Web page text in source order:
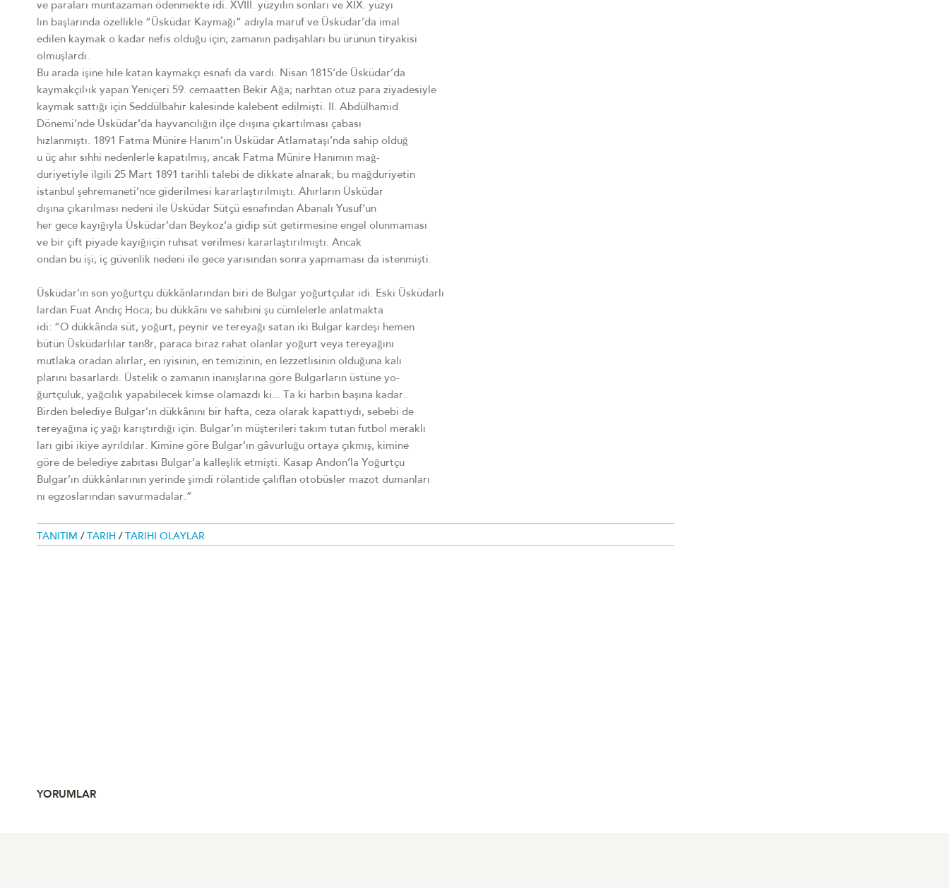
ve paraları muntazaman ödenmekte idi. XVIII. yüzyılın sonları ve XIX. yüzyı
lın başlarında özellikle “Üsküdar Kaymağı” adıyla maruf ve Üsküdar’da imal
edilen kaymak o kadar nefis olduğu için; zamanın padişahları bu ürünün tiryakisi
olmuşlardı.
Bu arada işine hile katan kaymakçı esnafı da vardı. Nisan 1815’de Üsküdar’da
kaymakçıl›ık yapan Yeniçeri 59. cemaatten Bekir Ağa; narhtan otuz para ziyadesiyle
kaymak sattığı için Seddülbahir kalesinde kalebent edilmişti. II. Abdülhamid
Dönemi’nde Üsküdar’da hayvancılığın ilçe d›ışına çıkartılması çabası
hızlanmıştı. 1891 Fatma Münire Hanım’ın Üsküdar Atlamataşı’nda sahip olduğ
u üç ahır sıhhi nedenlerle kapatılmış, ancak Fatma Münire Hanımın mağ-
duriyetiyle ilgili 25 Mart 1891 tarihli talebi de dikkate alnarak; bu mağduriyetin
istanbul şehremaneti’nce giderilmesi kararlaştırılmıştı. Ahırların Üsküdar
dışına çıkarılması nedeni ile Üsküdar Sütçü esnafından Abanalı Yusuf’un
her gece kayığıyla Üsküdar’dan Beykoz’a gidip süt getirmesine engel olunmaması
ve bir çift piyade kayığıiçin ruhsat verilmesi kararlaştırılmıştı. Ancak
ondan bu işi; iç güvenlik nedeni ile gece yarısından sonra yapmaması da istenmişti.
Üsküdar’ın son yoğurtçu dükkânlarından biri de Bulgar yoğurtçular idi. Eski Üsküdarlı
lardan Fuat Andıç Hoca; bu dükkânı ve sahibini şu cümlelerle anlatmakta
idi: “O dükkânda süt, yoğurt, peynir ve tereyağı satan iki Bulgar kardeşi hemen
bütün Üsküdarlılar tan8r, paraca biraz rahat olanlar yoğurt veya tereyağını
mutlaka oradan alırlar, en iyisinin, en temizinin, en lezzetlisinin olduğuna kalı
plarını basarlardı. Üstelik o zamanın inanışlarına göre Bulgarların üstüne yo-
ğurtçuluk, yağcılık yapabilecek kimse olamazdı ki... Ta ki harbin başına kadar.
Birden belediye Bulgar’ın dükkânını bir hafta, ceza olarak kapattıydı, sebebi de
tereyağına iç yağı karıştırdığı için. Bulgar’ın müşterileri takım tutan futbol meraklı
ları gibi ikiye ayrıldılar. Kimine göre Bulgar’ın gâvurluğu ortaya çıkmış, kimine
göre de belediye zabıtası Bulgar’a kalleşlik etmişti. Kasap Andon’la Yoğurtçu
Bulgar’ın dükkânlarının yerinde şimdi rölantide çalıflan otobüsler mazot dumanları
nı egzoslarından savurmadalar.”
TANITIM / TARIH / TARIHI OLAYLAR
YORUMLAR